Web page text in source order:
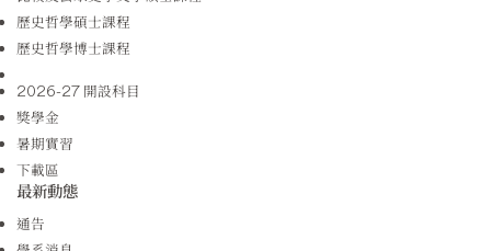
歷史哲學碩士課程
歷史哲學博士課程
2026-27 開設科目
獎學金
暑期實習
下載區
最新動態
通告